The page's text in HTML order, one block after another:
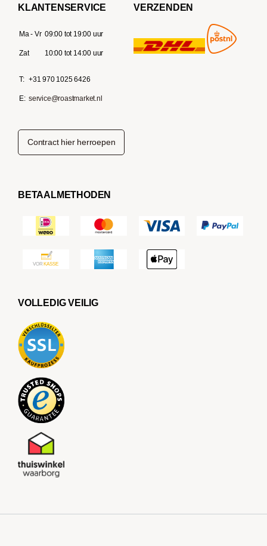
KLANTENSERVICE
Ma - Vr 09:00 tot 19:00 uur
Zat 10:00 tot 14:00 uur
T: +31 970 1025 6426
E: service@roastmarket.nl
VERZENDEN
Contract hier herroepen
BETAALMETHODEN
VOLLEDIG VEILIG